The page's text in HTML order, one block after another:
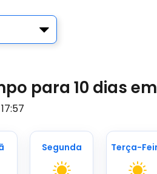
para 10 dias
Segunda Terça-